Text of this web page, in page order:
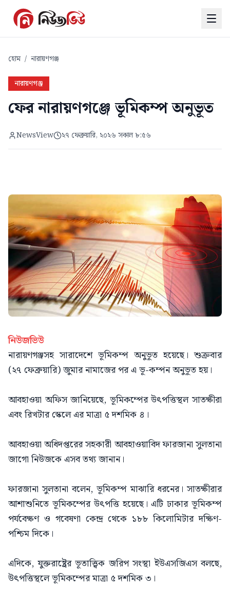
হোম / নারায়ণগঞ্জ
নারায়ণগঞ্জ
ফের নারায়ণগঞ্জে ভূমিকম্প অনুভূত
NewsView ২৭ ফেব্রুয়ারি, ২০২৬ সকাল ৮:৫৬
নিউজভিউ
নারায়ণগঞ্জসহ সারাদেশে ভূমিকম্প অনুভূত হয়েছে। শুক্রবার
(২৭ ফেব্রুয়ারি) জুমার নামাজের পর এ ভূ-কম্পন অনুভূত হয়।
আবহাওয়া অফিস জানিয়েছে, ভূমিকম্পের উৎপত্তিস্থল সাতক্ষীরা
এবং রিখটার স্কেলে এর মাত্রা ৫ দশমিক ৪।
আবহাওয়া অধিদপ্তরের সহকারী আবহাওয়াবিদ ফারজানা সুলতানা
জাগো নিউজকে এসব তথ্য জানান।
ফারজানা সুলতানা বলেন, ভূমিকম্প মাঝারি ধরনের। সাতক্ষীরার
আশাশুনিতে ভূমিকম্পের উৎপত্তি হয়েছে। এটি ঢাকার ভূমিকম্প
পর্যবেক্ষণ ও গবেষণা কেন্দ্র থেকে ১৮৮ কিলোমিটার দক্ষিণ-
পশ্চিম দিকে।
এদিকে, যুক্তরাষ্ট্রের ভূতাত্ত্বিক জরিপ সংস্থা ইউএসজিএস বলছে,
উৎপত্তিস্থলে ভূমিকম্পের মাত্রা ৫ দশমিক ৩।